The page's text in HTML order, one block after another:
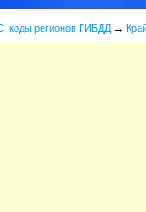
коды регионов ГИБДД →